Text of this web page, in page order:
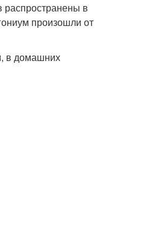
распространены в
произошли от
в домашних